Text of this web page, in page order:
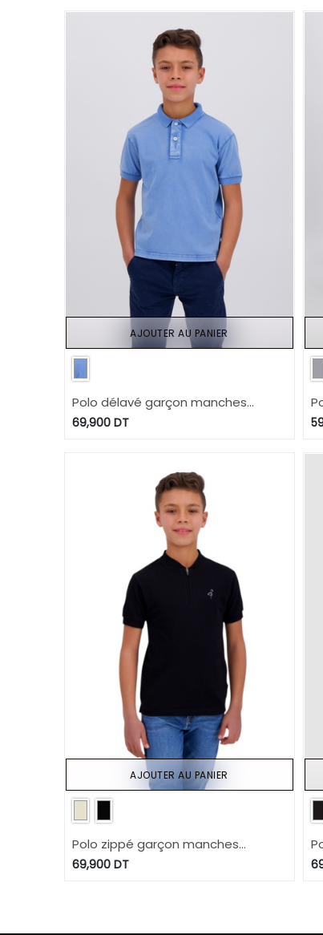
Polo délavé garçon manches
courtes avec flamant rose
69,900DT
AJOUTER AU PANIER
Polo zippé garçon manches
courtes col mao avec broderie
69,900DT
AJOUTER AU PANIER